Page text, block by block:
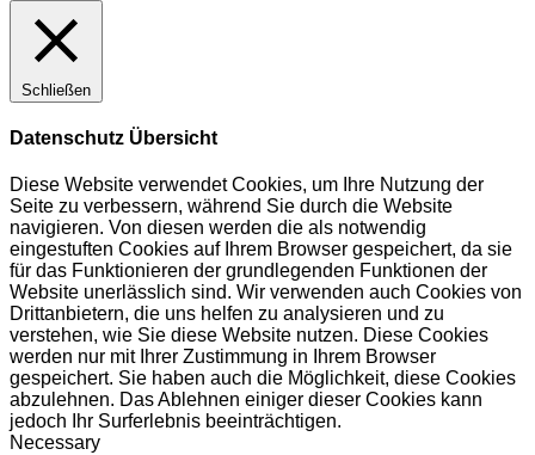
Schließen
Datenschutz Übersicht
Diese Website verwendet Cookies, um Ihre Nutzung der
Seite zu verbessern, während Sie durch die Website
navigieren. Von diesen werden die als notwendig
eingestuften Cookies auf Ihrem Browser gespeichert, da sie
für das Funktionieren der grundlegenden Funktionen der
Website unerlässlich sind. Wir verwenden auch Cookies von
Drittanbietern, die uns helfen zu analysieren und zu
verstehen, wie Sie diese Website nutzen. Diese Cookies
werden nur mit Ihrer Zustimmung in Ihrem Browser
gespeichert. Sie haben auch die Möglichkeit, diese Cookies
abzulehnen. Das Ablehnen einiger dieser Cookies kann
jedoch Ihr Surferlebnis beeinträchtigen.
Necessary